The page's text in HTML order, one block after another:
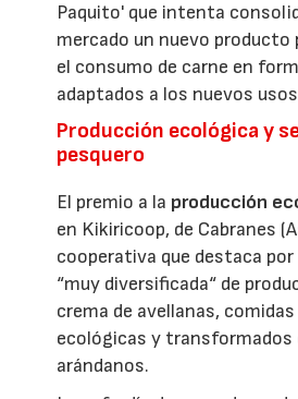
Paquito' que intenta
mercado un nuevo
el consumo de carne en
adaptados a los nuevos
Producción ecológica y
pesquero
El premio a la producción
en Kikiricoop, de Cabranes
cooperativa que destaca
“muy diversificada“ de
crema de avellanas,
ecológicas y transformados
arándanos.